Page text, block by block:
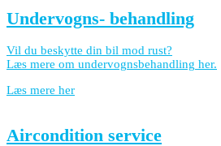
Undervogns- behandling
Vil du beskytte din bil mod rust?
Læs mere om undervognsbehandling her.
Læs mere her
Aircondition service